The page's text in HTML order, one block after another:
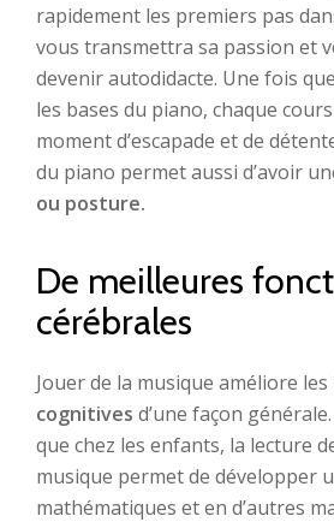
rapidement les premiers pas
vous transmettra sa passion et
devenir autodidacte. Une fois
les bases du piano, chaque
moment d’escapade et de
du piano permet aussi d’avoir
ou posture.
De meilleures
cérébrales
Jouer de la musique améliore les
cognitives d’une façon
que chez les enfants, la lecture
musique permet de développer
mathématiques et en d’autres